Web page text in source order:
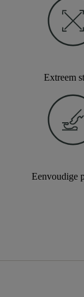
Extreem
Eenvoudige